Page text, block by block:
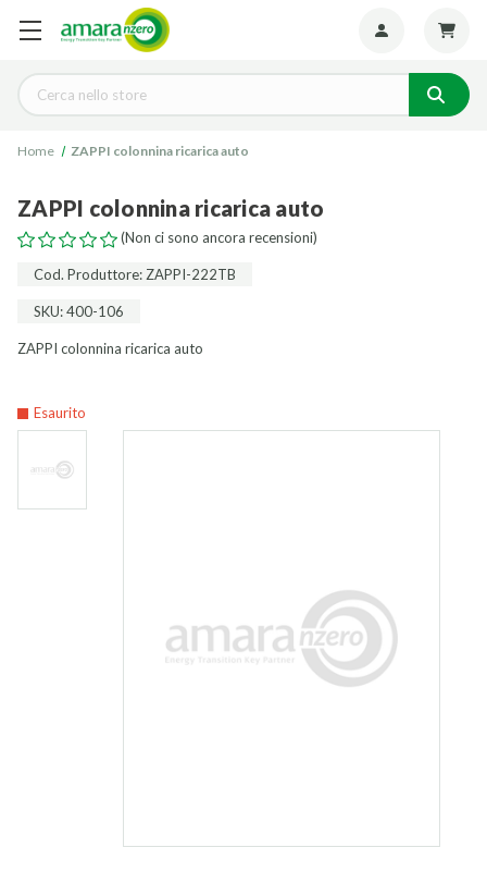
Cerca
Home ZAPPI colonnina ricarica auto
ZAPPI colonnina ricarica auto
(Non ci sono ancora recensioni)
Cod. Produttore: ZAPPI-222TB
SKU: 400-106
ZAPPI colonnina ricarica auto
Esaurito